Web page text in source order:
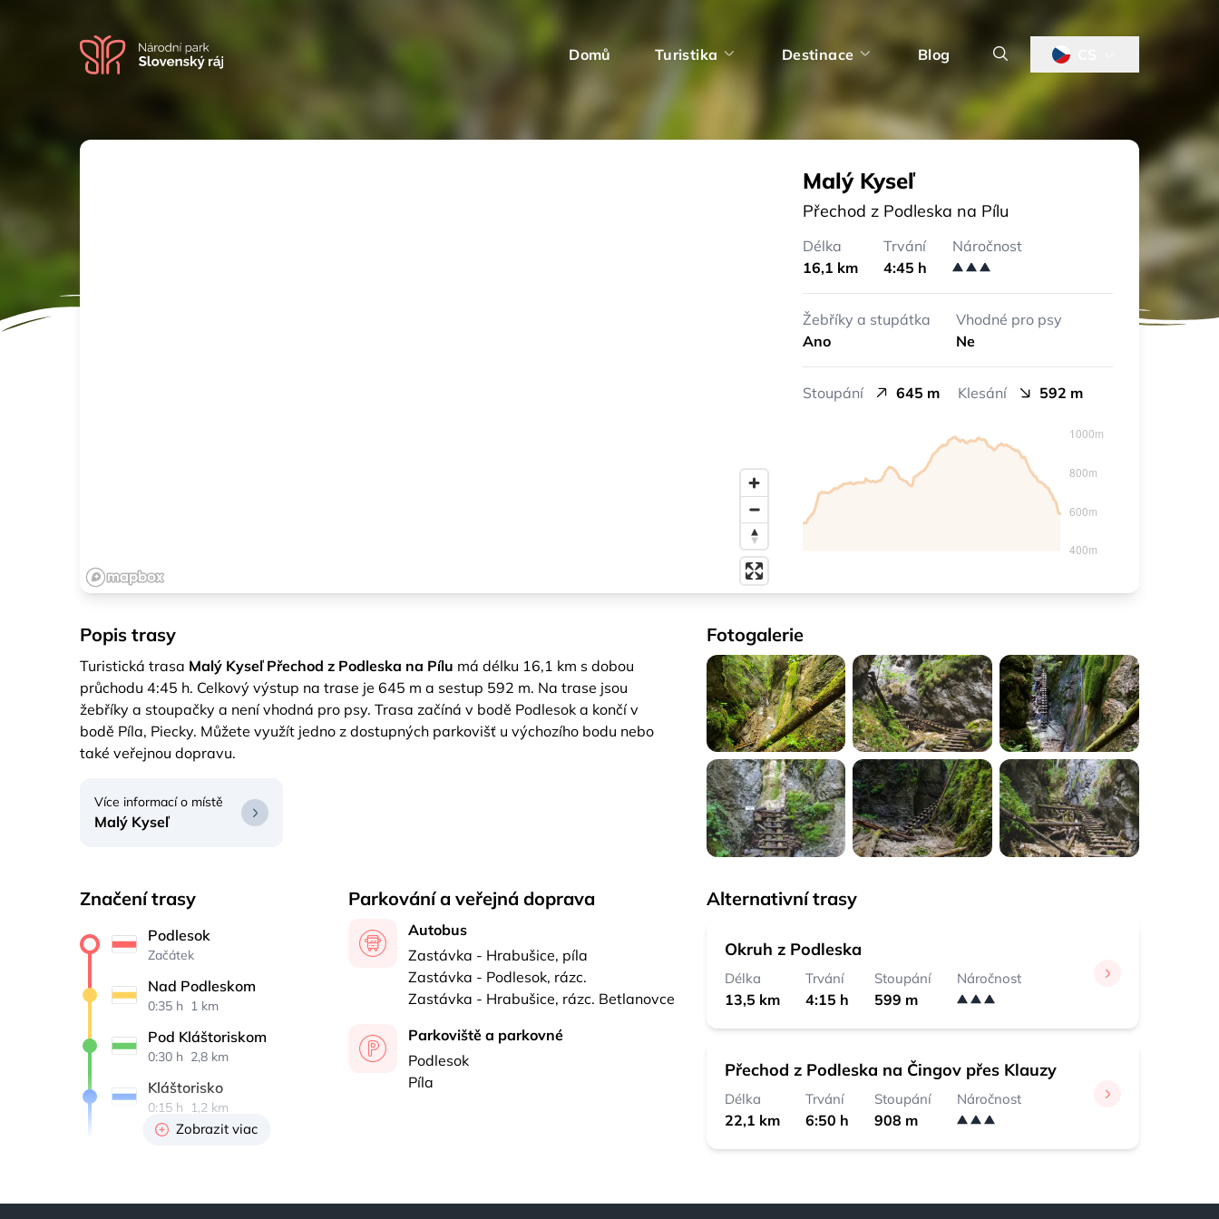
Domů Turistika Destinace Blog
Malý Kyseľ
Přechod z Podleska na Pílu
Délka
16,1 km
Trvání
4:45 h
Náročnost
Žebříky a stupátka
Ano
Vhodné pro psy
Ne
Stoupání 645 m Klesání 592 m
Popis trasy
Turistická trasa Malý Kyseľ Přechod z Podleska na Pílu má délku 16,1 km s dobou
průchodu 4:45 h. Celkový výstup na trase je 645 m a sestup 592 m. Na trase jsou
žebříky a stoupačky a není vhodná pro psy. Trasa začíná v bodě Podlesok a končí v
bodě Píla, Piecky. Můžete využít jedno z dostupných parkovišť u výchozího bodu nebo
také veřejnou dopravu.
Více informací o místě
Malý Kyseľ
Fotogalerie
Značení trasy
Podlesok
Začátek
Nad Podleskom
0:35 h 1 km
Pod Kláštoriskom
0:30 h 2,8 km
Kláštorisko
0:15 h 1,2 km
Rázcestie nad
Zobrazit viac
Parkování a veřejná doprava
Autobus
Zastávka - Hrabušice, píla
Zastávka - Podlesok, rázc.
Zastávka - Hrabušice, rázc. Betlanovce
Parkoviště a parkovné
Podlesok
Píla
Alternativní trasy
Okruh z Podleska
Délka
13,5 km
Trvání
4:15 h
Stoupání
599 m
Náročnost
Přechod z Podleska na Čingov přes Klauzy
Délka
22,1 km
Trvání
6:50 h
Stoupání
908 m
Náročnost